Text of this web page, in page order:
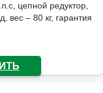
цепной редуктор,
вес – 80 кг, гарантия